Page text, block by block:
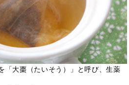
「大棗（たいそう）」と呼び、生薬